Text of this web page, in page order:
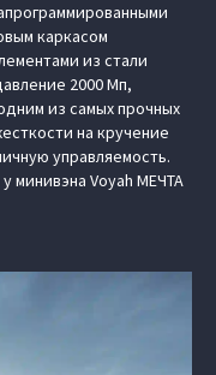
каркасом
из стали
2000 Мп,
из самых прочных
на кручение
управляемость.
минивэна Voyah МЕЧТА